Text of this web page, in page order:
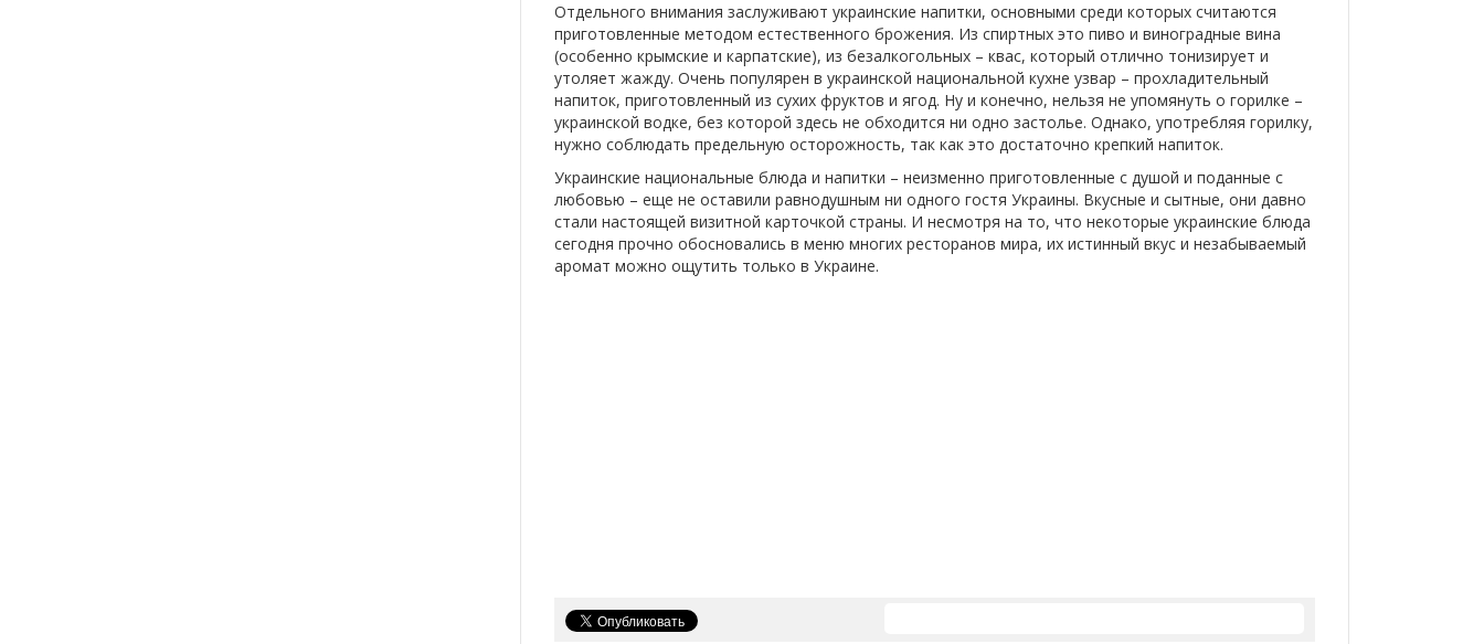
Отдельного внимания заслуживают украинские напитки, основными среди которых считаются
приготовленные методом естественного брожения. Из спиртных это пиво и виноградные вина
(особенно крымские и карпатские), из безалкогольных – квас, который отлично тонизирует и
утоляет жажду. Очень популярен в украинской национальной кухне узвар – прохладительный
напиток, приготовленный из сухих фруктов и ягод. Ну и конечно, нельзя не упомянуть о горилке –
украинской водке, без которой здесь не обходится ни одно застолье. Однако, употребляя горилку,
нужно соблюдать предельную осторожность, так как это достаточно крепкий напиток.
Украинские национальные блюда и напитки – неизменно приготовленные с душой и поданные с
любовью – еще не оставили равнодушным ни одного гостя Украины. Вкусные и сытные, они давно
стали настоящей визитной карточкой страны. И несмотря на то, что некоторые украинские блюда
сегодня прочно обосновались в меню многих ресторанов мира, их истинный вкус и незабываемый
аромат можно ощутить только в Украине.